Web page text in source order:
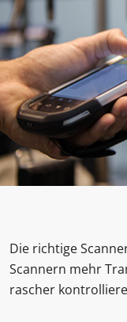
Die richtige
Scannern mehr
rascher